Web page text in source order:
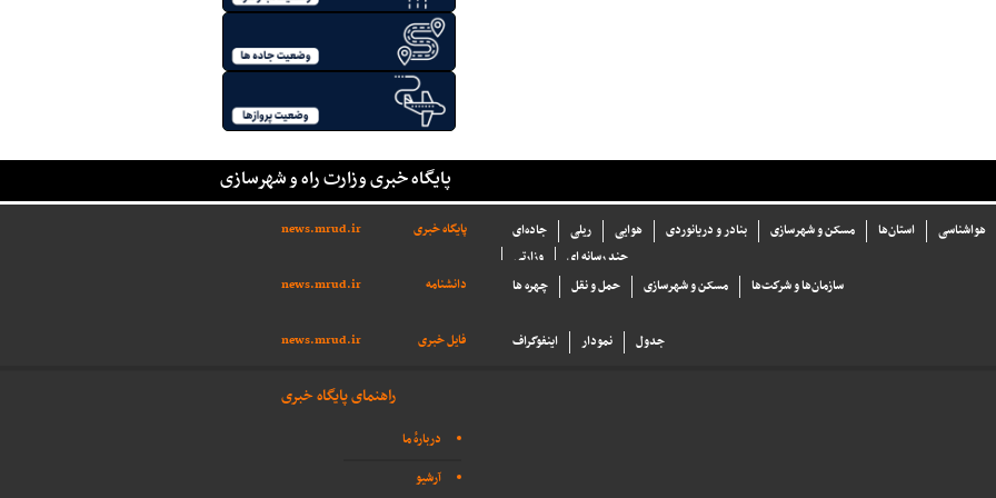
پایگاه خبری وزارت راه و شهرسازی
پایگاه خبری news.mrud.ir جاده‌ای ریلی هوایی بنادر و دریانوردی مسکن و شهرسازی استان‌ها
هواشناسی
وزارتی
چند رسانه ای
دانشنامه
news.mrud.ir چهره ها حمل و نقل مسکن و شهرسازی سازما‌ن‌ها و شركت‌ها
فایل خبری news.mrud.ir اینفوگراف نمودار جدول
راهنمای پایگاه خبری
دربارهٔ ما
آرشیو